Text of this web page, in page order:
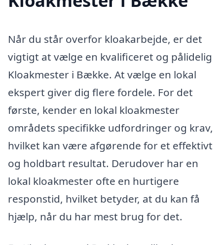
Når du står overfor kloakarbejde, er det
vigtigt at vælge en kvalificeret og pålidelig
Kloakmester i Bække. At vælge en lokal
ekspert giver dig flere fordele. For det
første, kender en lokal kloakmester
områdets specifikke udfordringer og krav,
hvilket kan være afgørende for et effektivt
og holdbart resultat. Derudover har en
lokal kloakmester ofte en hurtigere
responstid, hvilket betyder, at du kan få
hjælp, når du har mest brug for det.